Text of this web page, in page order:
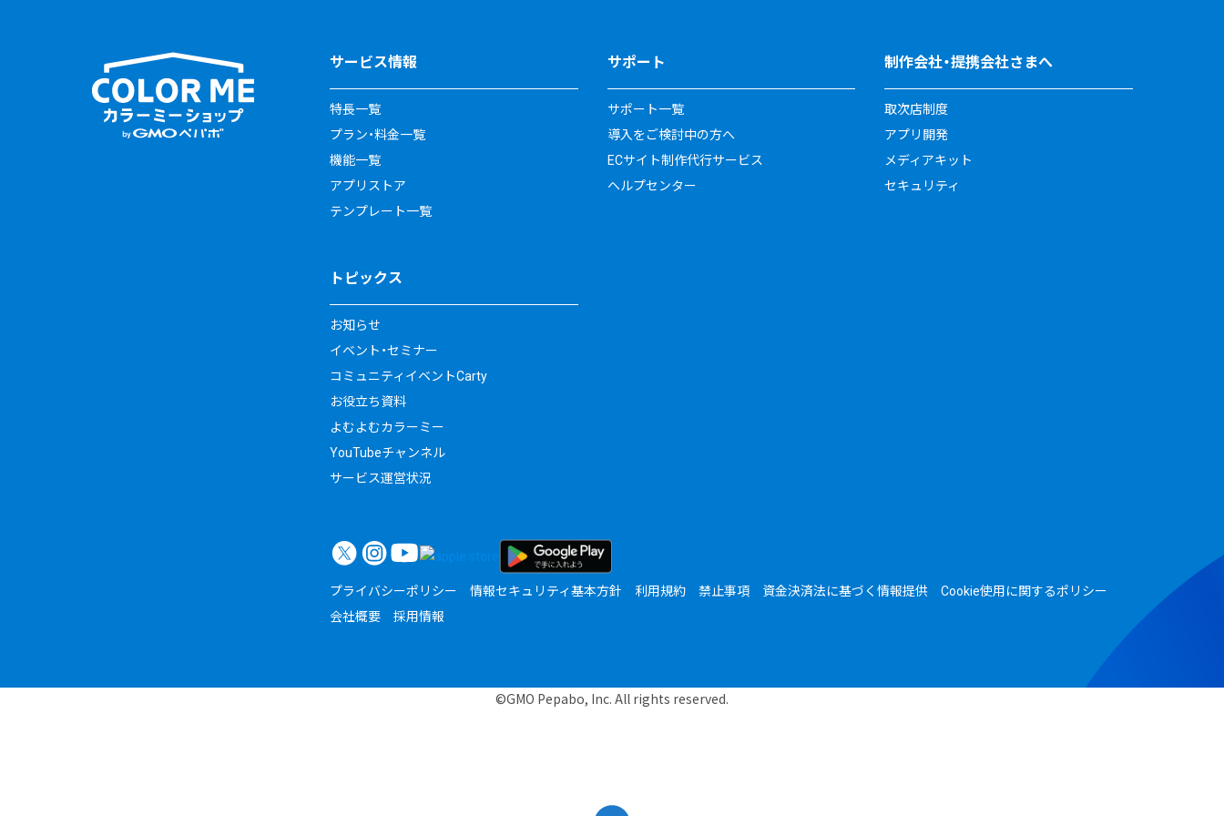
サービス情報
特長一覧
プラン・料金一覧
機能一覧
アプリストア
テンプレート一覧
サポート
サポート一覧
導入をご検討中の方へ
ECサイト制作代行サービス
ヘルプセンター
制作会社・提携会社さまへ
取次店制度
アプリ開発
メディアキット
セキュリティ
トピックス
お知らせ
イベント・セミナー
コミュニティイベントCarty
お役立ち資料
よむよむカラーミー
YouTubeチャンネル
サービス運営状況
プライバシーポリシー 情報セキュリティ基本方針 利用規約 禁止事項 資金決済法に基づく情報提供
Cookie使用に関するポリシー
会社概要
採用情報
©GMO Pepabo, Inc. All rights reserved.